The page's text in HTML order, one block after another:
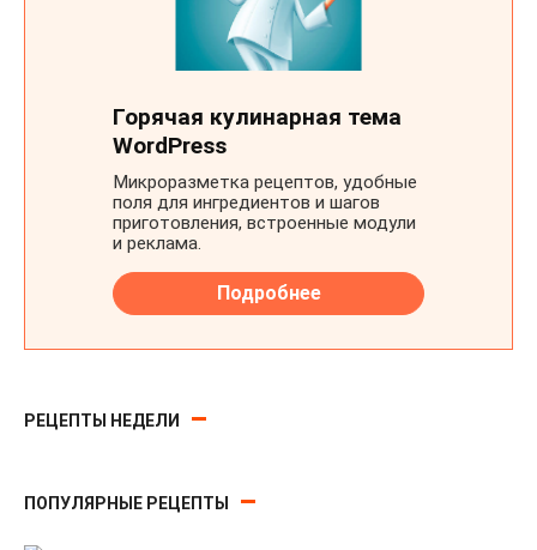
РЕЦЕПТЫ НЕДЕЛИ
ПОПУЛЯРНЫЕ РЕЦЕПТЫ